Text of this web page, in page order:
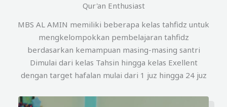
Qur'an Enthusiast
MBS AL AMIN memiliki beberapa kelas tahfidz untuk
mengkelompokkan pembelajaran tahfidz
berdasarkan kemampuan masing-masing santri
Dimulai dari kelas Tahsin hingga kelas Exellent
dengan target hafalan mulai dari 1 juz hingga 24 juz